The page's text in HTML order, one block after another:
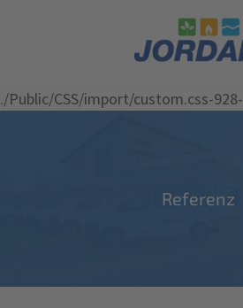
./Public/CSS/import/custom.css-928-
Referenz